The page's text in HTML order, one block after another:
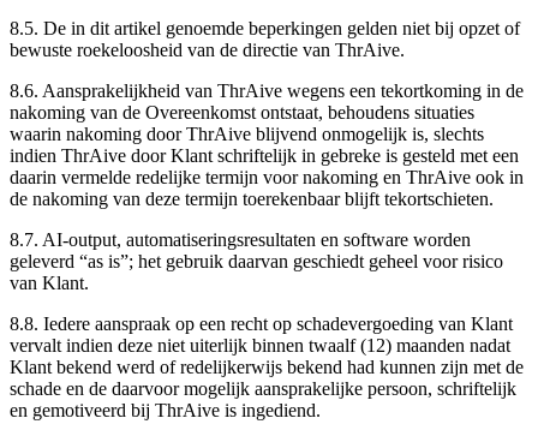
8.5. De in dit artikel genoemde beperkingen gelden niet bij opzet of
bewuste roekeloosheid van de directie van ThrAive.
8.6. Aansprakelijkheid van ThrAive wegens een tekortkoming in de
nakoming van de Overeenkomst ontstaat, behoudens situaties
waarin nakoming door ThrAive blijvend onmogelijk is, slechts
indien ThrAive door Klant schriftelijk in gebreke is gesteld met een
daarin vermelde redelijke termijn voor nakoming en ThrAive ook in
de nakoming van deze termijn toerekenbaar blijft tekortschieten.
8.7. AI-output, automatiseringsresultaten en software worden
geleverd “as is”; het gebruik daarvan geschiedt geheel voor risico
van Klant.
8.8. Iedere aanspraak op een recht op schadevergoeding van Klant
vervalt indien deze niet uiterlijk binnen twaalf (12) maanden nadat
Klant bekend werd of redelijkerwijs bekend had kunnen zijn met de
schade en de daarvoor mogelijk aansprakelijke persoon, schriftelijk
en gemotiveerd bij ThrAive is ingediend.